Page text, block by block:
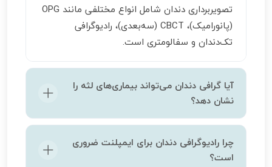
تصویربرداری دندان شامل انواع مختلفی مانند OPG
(پانورامیک)، CBCT (سه‌بعدی)، رادیوگرافی
تک‌دندان و سفالومتری است.
آیا گرافی دندان می‌تواند بیماری‌های لثه را
نشان دهد؟
در مواردی که استخوان‌های اطراف دندان تحت
تأثیر بیماری قرار گرفته‌اند، بله.
چرا رادیوگرافی دندان برای ایمپلنت ضروری
است؟